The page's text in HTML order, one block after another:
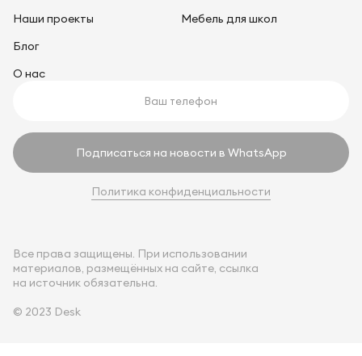
Наши проекты
Блог
О нас
Мебель для школ
Подписаться на новости в WhatsApp
Политика конфиденциальности
Все права защищены. При использовании
материалов, размещённых на сайте, ссылка
на источник обязательна.
© 2023 Desk